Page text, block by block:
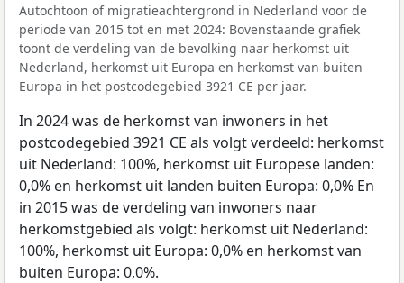
Autochtoon of migratieachtergrond in Nederland voor de
periode van 2015 tot en met 2024: Bovenstaande grafiek
toont de verdeling van de bevolking naar herkomst uit
Nederland, herkomst uit Europa en herkomst van buiten
Europa in het postcodegebied 3921 CE per jaar.
In 2024 was de herkomst van inwoners in het
postcodegebied 3921 CE als volgt verdeeld: herkomst
uit Nederland: 100%, herkomst uit Europese landen:
0,0% en herkomst uit landen buiten Europa: 0,0% En
in 2015 was de verdeling van inwoners naar
herkomstgebied als volgt: herkomst uit Nederland:
100%, herkomst uit Europa: 0,0% en herkomst van
buiten Europa: 0,0%.